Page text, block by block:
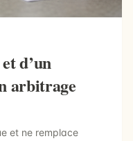
d’un
arbitrage
et ne remplace